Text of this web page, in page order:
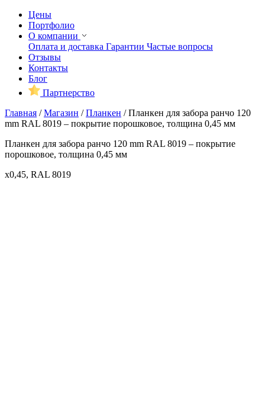
Цены
Портфолио
О компании
Оплата и доставка Гарантии Частые вопросы
Отзывы
Контакты
Блог
Партнерство
Главная /Магазин /Планкен /Планкен для забора ранчо 120
mm RAL 8019 – покрытие порошковое, толщина 0,45 мм
Планкен для забора ранчо 120 mm RAL 8019 – покрытие
порошковое, толщина 0,45 мм
x0,45, RAL 8019